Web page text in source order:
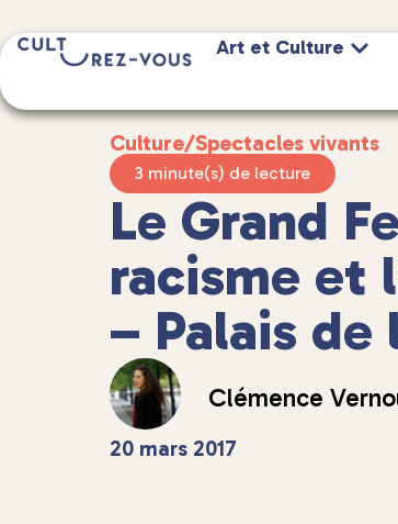
Art et Culture
Culture/Spectacles vivants
3 minute(s) de lecture
Le Grand
racisme et
– Palais de
Clémence
20 mars 2017